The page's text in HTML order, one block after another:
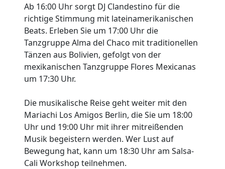
Ab 16:00 Uhr sorgt DJ Clandestino für die
richtige Stimmung mit lateinamerikanischen
Beats. Erleben Sie um 17:00 Uhr die
Tanzgruppe Alma del Chaco mit traditionellen
Tänzen aus Bolivien, gefolgt von der
mexikanischen Tanzgruppe Flores Mexicanas
um 17:30 Uhr.
Die musikalische Reise geht weiter mit den
Mariachi Los Amigos Berlin, die Sie um 18:00
Uhr und 19:00 Uhr mit ihrer mitreißenden
Musik begeistern werden. Wer Lust auf
Bewegung hat, kann um 18:30 Uhr am Salsa-
Cali Workshop teilnehmen.